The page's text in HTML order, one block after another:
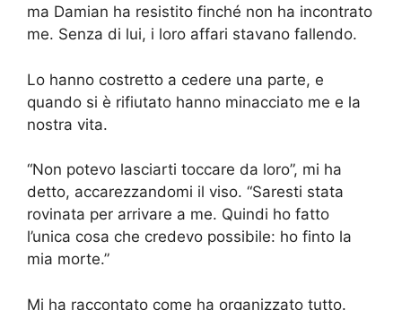
ma Damian ha resistito finché non ha incontrato
me. Senza di lui, i loro affari stavano fallendo.
Lo hanno costretto a cedere una parte, e
quando si è rifiutato hanno minacciato me e la
nostra vita.
“Non potevo lasciarti toccare da loro”, mi ha
detto, accarezzandomi il viso. “Saresti stata
rovinata per arrivare a me. Quindi ho fatto
l’unica cosa che credevo possibile: ho finto la
mia morte.”
Mi ha raccontato come ha organizzato tutto.